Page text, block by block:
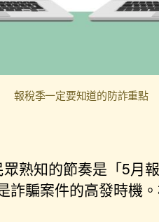
報稅季一定要知道的防詐重點
熟知的節奏是「5月
詐騙案件的高發時機